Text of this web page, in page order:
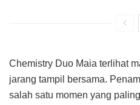
Chemistry Duo Maia terlihat
jarang tampil bersama.
salah satu momen yang